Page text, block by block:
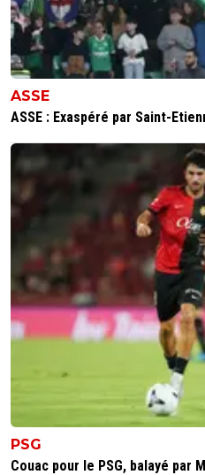
ASSE
ASSE : Exaspéré par Saint-
PSG
Couac pour le PSG, balayé par